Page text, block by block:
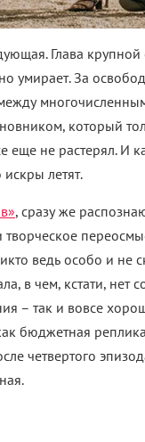
Глава
умирает. За
который
еще не растерял. И
летят.
, сразу же
ведь особо и не
в чем, кстати,
– так и вовсе
бюджетная
четвертого